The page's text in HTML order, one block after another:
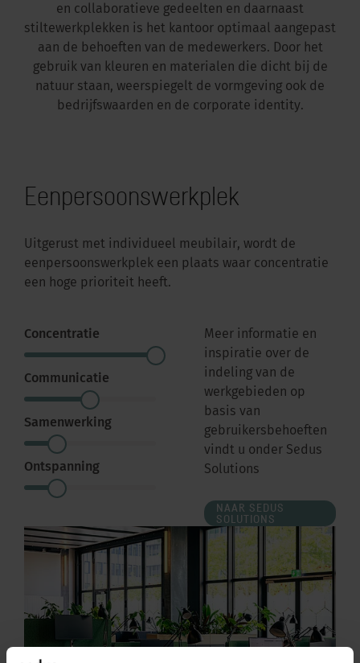
en collaboratieve gedeelten en daarnaast
stiltewerkplekken is het kantoor optimaal aangepast
aan de behoeften van de medewerkers. Door het
gebruik van kleuren en materialen die dicht bij de
natuur staan, weerspiegelt de vormgeving ook de
bedrijfswaarden en de corporate identity.
Eenpersoonswerkplek
Uitgerust met individueel meubilair, wordt de
eenpersoonswerkplek een plaats waar concentratie
een hoge prioriteit heeft.
Concentratie
Communicatie
Samenwerking
Ontspanning
Meer informatie en
inspiratie over de
indeling van de
werkgebieden op
basis van
gebruikersbehoeften
vindt u onder Sedus
Solutions
NAAR SEDUS
SOLUTIONS